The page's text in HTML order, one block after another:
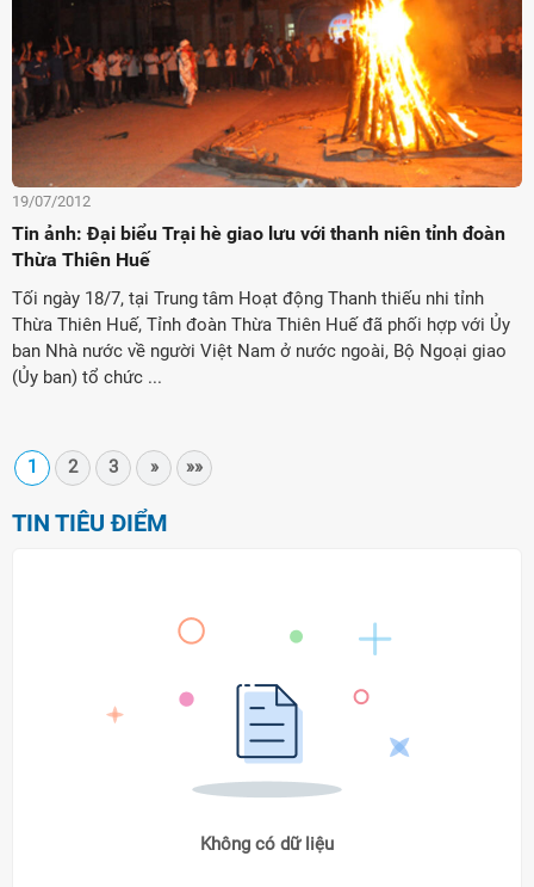
19/07/2012
Tin ảnh: Đại biểu Trại hè giao lưu với thanh niên tỉnh đoàn
Thừa Thiên Huế
Tối ngày 18/7, tại Trung tâm Hoạt động Thanh thiếu nhi tỉnh
Thừa Thiên Huế, Tỉnh đoàn Thừa Thiên Huế đã phối hợp với Ủy
ban Nhà nước về người Việt Nam ở nước ngoài, Bộ Ngoại giao
(Ủy ban) tổ chức ...
1 2 3 » »»
TIN TIÊU ĐIỂM
Không có dữ liệu